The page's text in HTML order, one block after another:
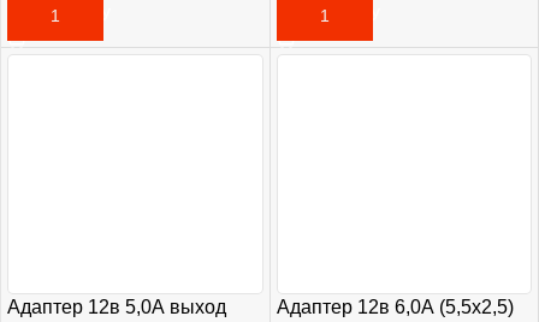
В КОРЗИНУ В КОРЗИНУ
Адаптер 12в 5,0А выход
Адаптер 12в 6,0А (5,5х2,5)